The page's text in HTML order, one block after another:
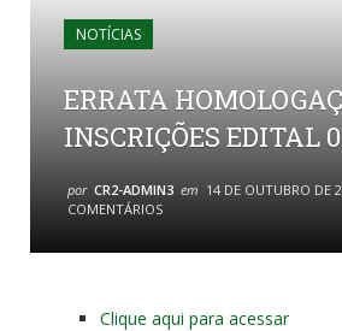
NOTÍCIAS
ERRATA
INSCRIÇÕES EDITAL
por CR2-ADMIN3 em 14 DE OUTUBRO DE
COMENTÁRIOS
Clique aqui para acessar